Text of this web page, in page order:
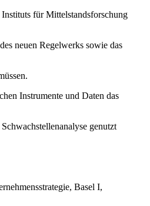
für Mittelstandsforschung
neuen Regelwerks sowie das
Instrumente und Daten das
genutzt
Basel I,